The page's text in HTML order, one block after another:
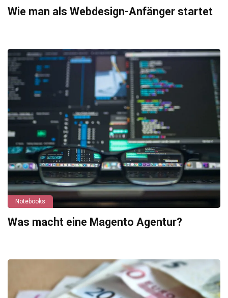
Wie man als Webdesign-Anfänger startet
Notebooks
Was macht eine Magento Agentur?